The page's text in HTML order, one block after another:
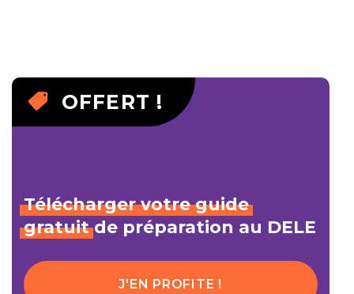
OFFERT !
Télécharger votre guide
gratuitde préparation au DELE
J'EN PROFITE !